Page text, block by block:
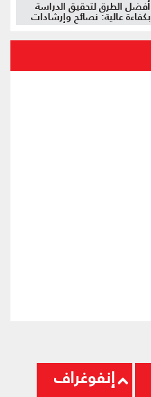
أفضل الطرق لتحقيق الدراسة
بكفاءة عالية: نصائح وإرشادات
إنفوغراف